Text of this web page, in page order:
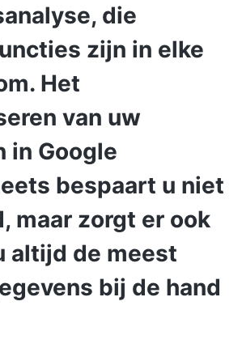
die
zijn in elke
Het
van uw
in Google
bespaart u niet
maar zorgt er ook
altijd de meest
bij de hand